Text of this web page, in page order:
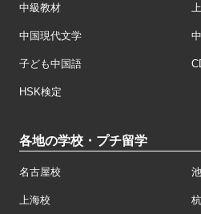
中級教材
中国現代文学
子ども中国語
HSK検定
各地の学校・プチ留学
名古屋校
上海校